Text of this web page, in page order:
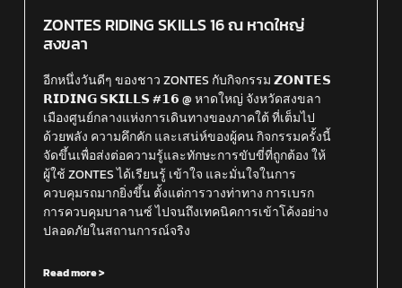
ZONTES RIDING SKILLS 16 ณ หาดใหญ่
สงขลา
อีกหนึ่งวันดีๆ ของชาว ZONTES กับกิจกรรม 𝗭𝗢𝗡𝗧𝗘𝗦
𝗥𝗜𝗗𝗜𝗡𝗚 𝗦𝗞𝗜𝗟𝗟𝗦 #𝟭𝟲 @ หาดใหญ่ จังหวัดสงขลา
เมืองศูนย์กลางแห่งการเดินทางของภาคใต้ ที่เต็มไป
ด้วยพลัง ความคึกคัก และเสน่ห์ของผู้คน กิจกรรมครั้งนี้
จัดขึ้นเพื่อส่งต่อความรู้และทักษะการขับขี่ที่ถูกต้อง ให้
ผู้ใช้ ZONTES ได้เรียนรู้ เข้าใจ และมั่นใจในการ
ควบคุมรถมากยิ่งขึ้น ตั้งแต่การวางท่าทาง การเบรก
การควบคุมบาลานซ์ ไปจนถึงเทคนิคการเข้าโค้งอย่าง
ปลอดภัยในสถานการณ์จริง
Read more >